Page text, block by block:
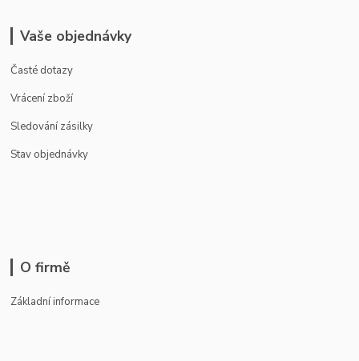
Vaše objednávky
Časté dotazy
Vrácení zboží
Sledování zásilky
Stav objednávky
O firmě
Základní informace